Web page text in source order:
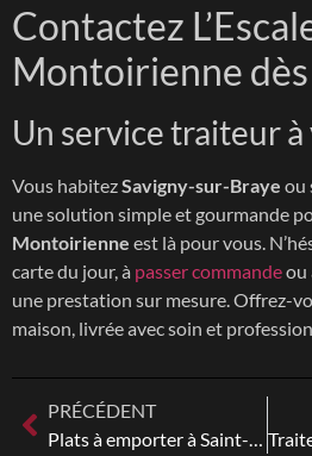
Contactez
Montoirienne
Un service traiteur
Vous habitezSavigny-sur-Braye ou
une solution simple et gourmande
Montoirienne est là pour vous.
carte du jour, à passer commandeou
une prestation sur mesure. Offrez-
maison, livrée avec soin et
PRÉCÉDENT
Plats à emporter à Saint-Amand-Longpré avec L’Escale Montoirienne